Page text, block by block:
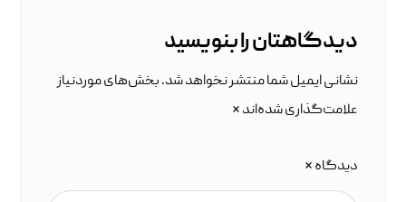
دیدگاهتان را بنویسید
نشانی ایمیل شما منتشر نخواهد شد.بخش‌های موردنیاز
علامت‌گذاری شده‌اند*
دیدگاه*